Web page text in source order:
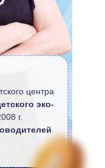
центра
эко-
г.